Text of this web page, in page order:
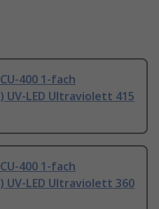
400 1-fach
UV-LED Ultraviolett 415
400 1-fach
UV-LED Ultraviolett 360